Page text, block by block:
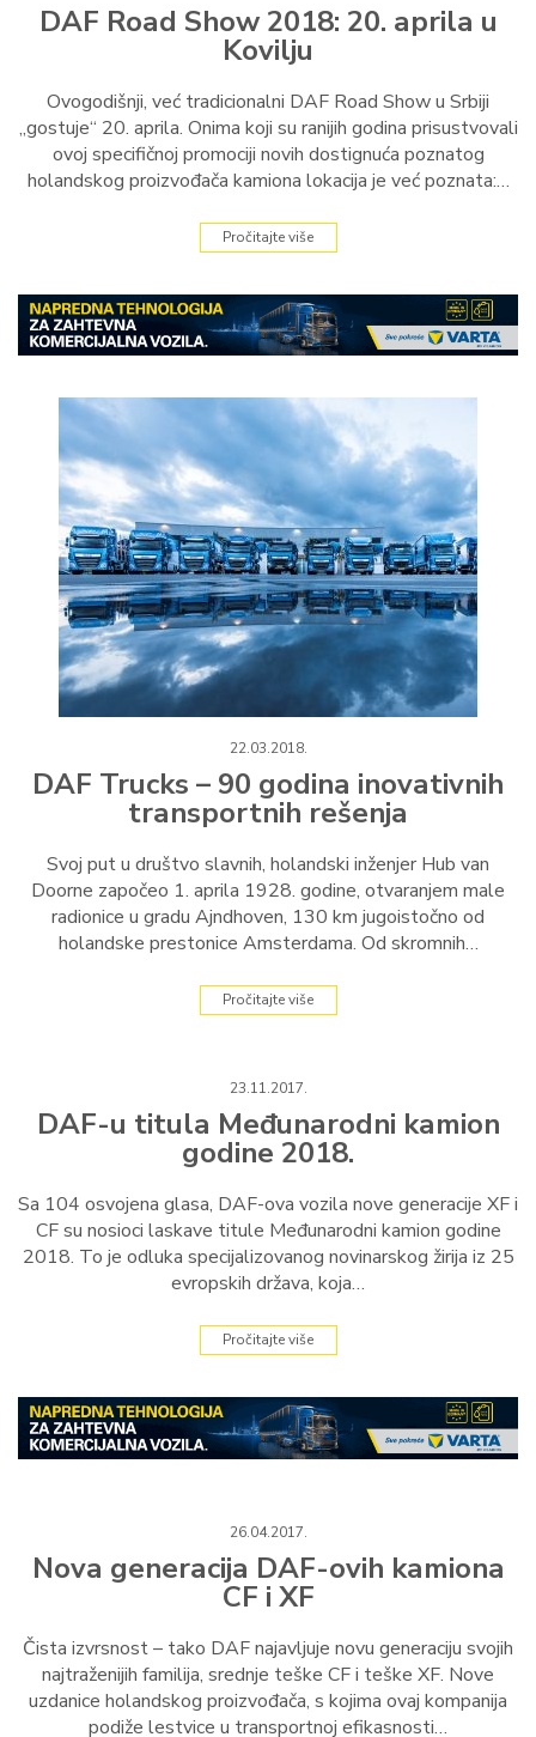
DAF Road Show 2018: 20. aprila u
Kovilju
Ovogodišnji, već tradicionalni DAF Road Show u Srbiji
„gostuje“ 20. aprila. Onima koji su ranijih godina prisustvovali
ovoj specifičnoj promociji novih dostignuća poznatog
holandskog proizvođača kamiona lokacija je već poznata:…
Pročitajte više
22.03.2018.
DAF Trucks – 90 godina inovativnih
transportnih rešenja
Svoj put u društvo slavnih, holandski inženjer Hub van
Doorne započeo 1. aprila 1928. godine, otvaranjem male
radionice u gradu Ajndhoven, 130 km jugoistočno od
holandske prestonice Amsterdama. Od skromnih…
Pročitajte više
23.11.2017.
DAF-u titula Međunarodni kamion
godine 2018.
Sa 104 osvojena glasa, DAF-ova vozila nove generacije XF i
CF su nosioci laskave titule Međunarodni kamion godine
2018. To je odluka specijalizovanog novinarskog žirija iz 25
evropskih država, koja…
Pročitajte više
26.04.2017.
Nova generacija DAF-ovih kamiona
CF i XF
Čista izvrsnost – tako DAF najavljuje novu generaciju svojih
najtraženijih familija, srednje teške CF i teške XF. Nove
uzdanice holandskog proizvođača, s kojima ovaj kompanija
podiže lestvice u transportnoj efikasnosti…